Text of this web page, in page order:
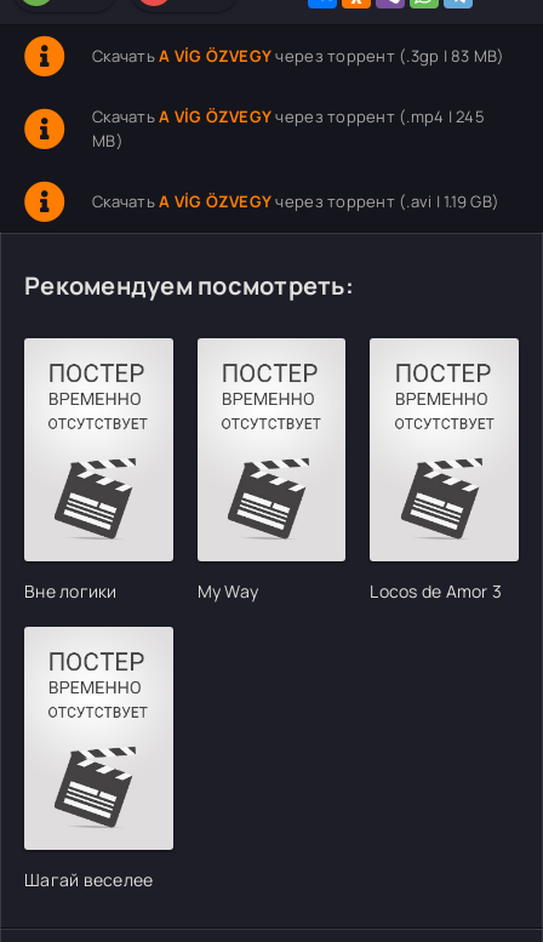
СкачатьA VÍG ÖZVEGYчерез торрент (.3gp | 83 MB)
СкачатьA VÍG ÖZVEGYчерез торрент (.mp4 | 245
MB)
СкачатьA VÍG ÖZVEGYчерез торрент (.avi | 1.19 GB)
Рекомендуем посмотреть:
Вне логики My Way Locos de Amor 3
Шагай веселее